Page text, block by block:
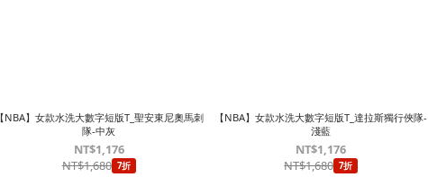
【NBA】女款水洗大數字短版T_聖安東尼奧馬刺
隊-中灰
NT$1,176
NT$1,680 7折
【NBA】女款水洗大數字短版T_達拉斯獨行俠隊-
淺藍
NT$1,176
NT$1,680 7折